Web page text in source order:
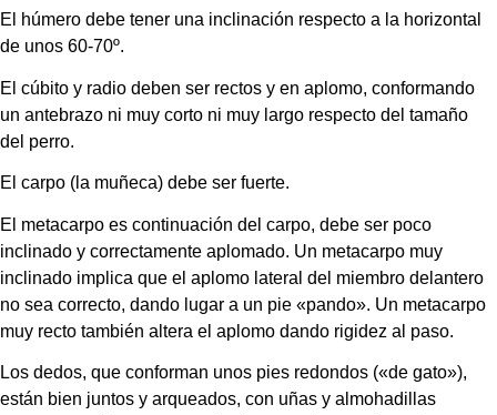
El húmero debe tener una inclinación respecto a la horizontal
de unos 60-70º.
El cúbito y radio deben ser rectos y en aplomo, conformando
un antebrazo ni muy corto ni muy largo respecto del tamaño
del perro.
El carpo (la muñeca) debe ser fuerte.
El metacarpo es continuación del carpo, debe ser poco
inclinado y correctamente aplomado. Un metacarpo muy
inclinado implica que el aplomo lateral del miembro delantero
no sea correcto, dando lugar a un pie «pando». Un metacarpo
muy recto también altera el aplomo dando rigidez al paso.
Los dedos, que conforman unos pies redondos («de gato»),
están bien juntos y arqueados, con uñas y almohadillas